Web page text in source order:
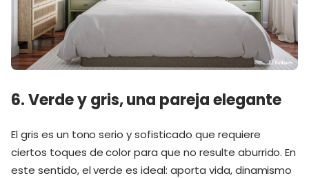
6. Verde y gris, una pareja elegante
El gris es un tono serio y sofisticado que requiere
ciertos toques de color para que no resulte aburrido. En
este sentido, el verde es ideal: aporta vida, dinamismo